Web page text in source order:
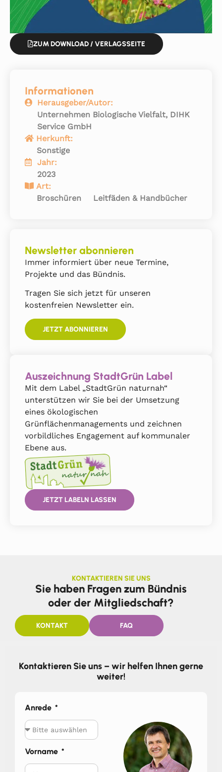
ZUM DOWNLOAD / VERLAGSSEITE
Informationen
Herausgeber/Autor:
Unternehmen Biologische Vielfalt, DIHK
Service GmbH
Herkunft:
Sonstige
Jahr:
2023
Art:
Broschüren
Leitfäden & Handbücher
Newsletter abonnieren
Immer informiert über neue Termine,
Projekte und das Bündnis.
Tragen Sie sich jetzt für unseren
kostenfreien Newsletter ein.
JETZT ABONNIEREN
Auszeichnung StadtGrün Label
Mit dem Label „StadtGrün naturnah“
unterstützen wir Sie bei der Umsetzung
eines ökologischen
Grünflächenmanagements und zeichnen
vorbildliches Engagement auf kommunaler
Ebene aus.
JETZT LABELN LASSEN
KONTAKTIEREN SIE UNS
Sie haben Fragen zum Bündnis
oder der Mitgliedschaft?
KONTAKT FAQ
Kontaktieren Sie uns – wir helfen Ihnen gerne
weiter!
Anrede
Vorname